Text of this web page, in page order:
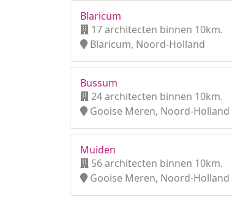
Blaricum
17 architecten binnen 10km.
Blaricum, Noord-Holland
Bussum
24 architecten binnen 10km.
Gooise Meren, Noord-Holland
Muiden
56 architecten binnen 10km.
Gooise Meren, Noord-Holland